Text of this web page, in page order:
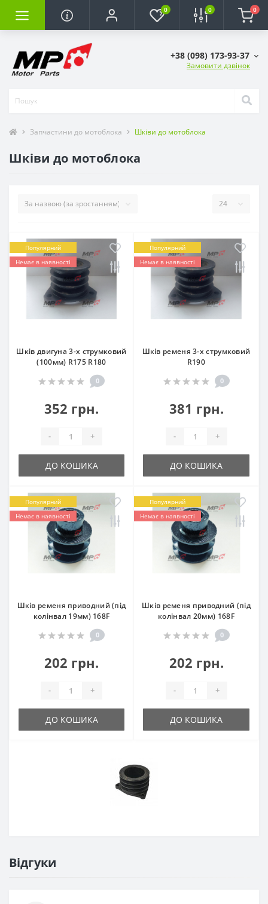
0 0 0
+38 (098) 173-93-37
Замовити дзвінок
Запчастини до мотоблока Шківи до мотоблока
Шківи до мотоблока
Популярний
Немає в наявності
Шків двигуна 3-х струмковий
(100мм) R175 R180
0
352 грн.
- +
ДО КОШИКА
Популярний
Немає в наявності
Шків ременя 3-х струмковий
R190
0
381 грн.
- +
ДО КОШИКА
Популярний
Немає в наявності
Шків ременя приводний (під
колінвал 19мм) 168F
0
202 грн.
- +
ДО КОШИКА
Популярний
Немає в наявності
Шків ременя приводний (під
колінвал 20мм) 168F
0
202 грн.
- +
ДО КОШИКА
Відгуки